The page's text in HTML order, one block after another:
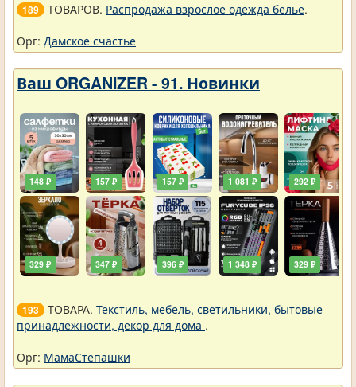
189 ТОВАРОВ. Распродажа взрослое одежда белье.
Орг: Дамское счастье
Ваш ORGANIZER - 91. Новинки
148 ₽
329 ₽
157 ₽
347 ₽
157 ₽
396 ₽
1 081 ₽
1 348 ₽
292 ₽
329 ₽
193 ТОВАРА. Текстиль, мебель, светильники, бытовые
принадлежности, декор для дома .
Орг: МамаСтепашки